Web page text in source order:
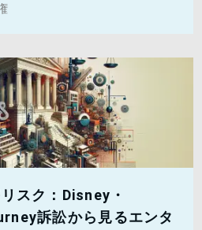
スク：Disney・
訴訟から見るエンタ